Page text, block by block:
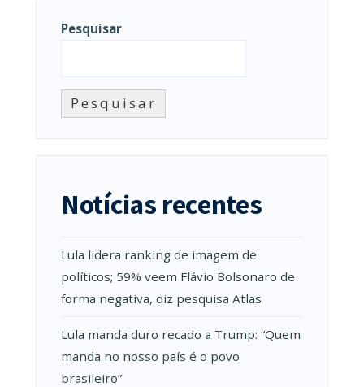
Pesquisar
Pesquisar
Notícias recentes
Lula lidera ranking de imagem de
políticos; 59% veem Flávio Bolsonaro de
forma negativa, diz pesquisa Atlas
Lula manda duro recado a Trump: “Quem
manda no nosso país é o povo
brasileiro”